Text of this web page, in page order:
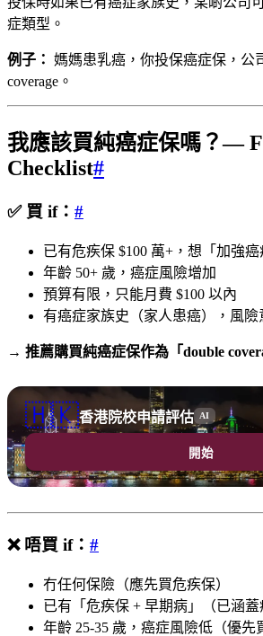
症類型。
例子： 媽媽患乳癌，你投保癌症保，公
coverage。
我應該買純癌症保嗎？—
Checklist#
✅ 買 if： #
已有危疾保 $100 萬+，想「加強癌
年齡 50+ 歲，癌症風險增加
預算有限，只能月費 $100 以內
有癌症家族史（家人患癌），風險
→ 推薦購買純癌症保作為「double
🇭🇰香港院校申請評估 AI
開始
❌ 唔買 if： #
冇任何保險（應先買危疾保）
已有「危疾保 + 早期病」（已涵蓋
年齡 25-35 歲，癌症風險低（優先